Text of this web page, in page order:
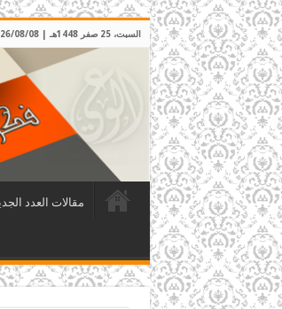
السبت، 25 صفر 1448هـ | 2026/08/08م
مقالات العدد